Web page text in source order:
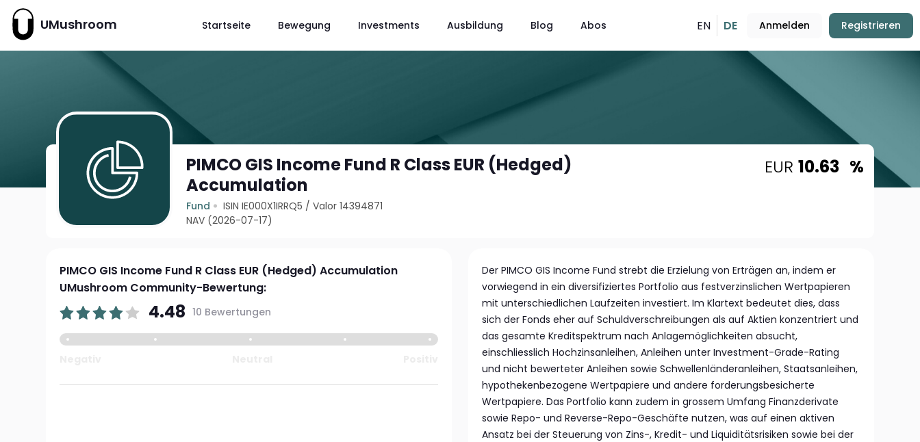
UMushroom Startseite Bewegung Investments Ausbildung Blog Abos EN DE Anmelden Registrieren
PIMCO GIS Income Fund R Class EUR (Hedged)
Accumulation
Fund ISIN IE000X1IRRQ5 /Valor 14394871
NAV (2026-07-17)
EUR 10.63 %
PIMCO GIS Income Fund R Class EUR (Hedged) Accumulation
UMushroom Community-Bewertung:
4.48 10 Bewertungen
Der PIMCO GIS Income Fund strebt die Erzielung von Erträgen an, indem er
vorwiegend in ein diversifiziertes Portfolio aus festverzinslichen Wertpapieren
mit unterschiedlichen Laufzeiten investiert. Im Klartext bedeutet dies, dass
sich der Fonds eher auf Schuldverschreibungen als auf Aktien konzentriert und
das gesamte Kreditspektrum nach Anlagemöglichkeiten absucht,
einschliesslich Hochzinsanleihen, Anleihen unter Investment-Grade-Rating
und nicht bewerteter Anleihen sowie Schwellenländeranleihen, Staatsanleihen,
hypothekenbezogene Wertpapiere und andere forderungsbesicherte
Wertpapiere. Das Portfolio kann zudem in grossem Umfang Finanzderivate
sowie Repo- und Reverse-Repo-Geschäfte nutzen, was auf einen aktiven
Ansatz bei der Steuerung von Zins-, Kredit- und Liquiditätsrisiken sowie bei der